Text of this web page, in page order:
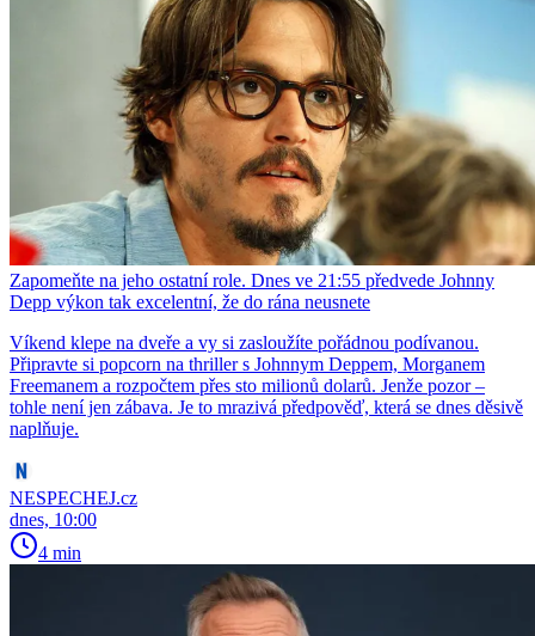
Zapomeňte na jeho ostatní role. Dnes ve 21:55 předvede Johnny
Depp výkon tak excelentní, že do rána neusnete
Víkend klepe na dveře a vy si zasloužíte pořádnou podívanou.
Připravte si popcorn na thriller s Johnnym Deppem, Morganem
Freemanem a rozpočtem přes sto milionů dolarů. Jenže pozor –
tohle není jen zábava. Je to mrazivá předpověď, která se dnes děsivě
naplňuje.
NESPECHEJ.cz
dnes, 10:00
4 min